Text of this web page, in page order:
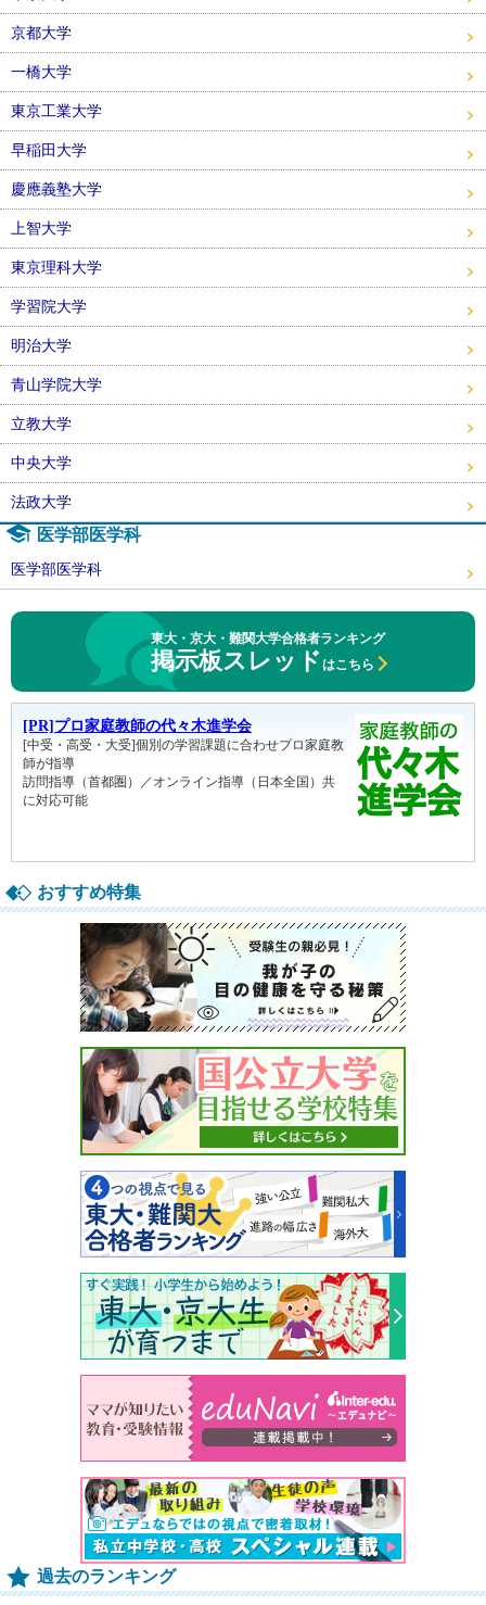
京都大学
一橋大学
東京工業大学
早稲田大学
慶應義塾大学
上智大学
東京理科大学
学習院大学
明治大学
青山学院大学
立教大学
中央大学
法政大学
医学部医学科
医学部医学科
東大・京大・難関大学合格者ランキング
掲示板スレッドはこちら
おすすめ特集
過去のランキング